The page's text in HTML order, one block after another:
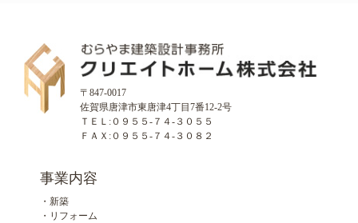
〒847-0017
佐賀県唐津市東唐津4丁目7番12-2号
ＴＥＬ:０９５５-７４-３０５５
ＦＡＸ:０９５５-７４-３０８２
事業内容
・新築
・リフォーム